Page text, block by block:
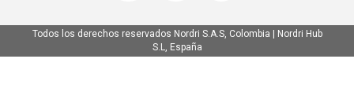
Todos los derechos reservados Nordri S.A.S, Colombia | Nordri Hub
S.L, España